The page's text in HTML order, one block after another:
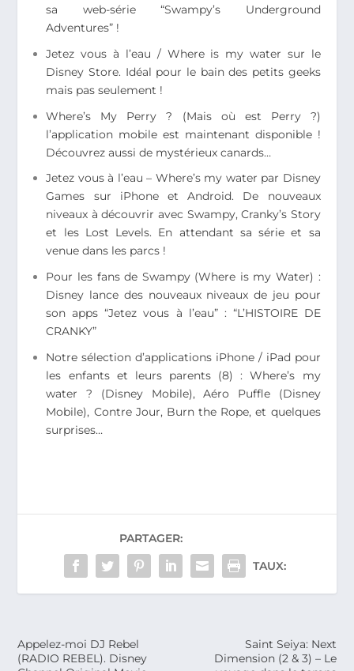
sa web-série “Swampy’s Underground
Adventures” !
Jetez vous à l’eau / Where is my water sur le
Disney Store. Idéal pour le bain des petits geeks
mais pas seulement !
Where’s My Perry ? (Mais où est Perry ?)
l’application mobile est maintenant disponible !
Découvrez aussi de mystérieux canards…
Jetez vous à l’eau – Where’s my water par Disney
Games sur iPhone et Android. De nouveaux
niveaux à découvrir avec Swampy, Cranky’s Story
et les Lost Levels. En attendant sa série et sa
venue dans les parcs !
Pour les fans de Swampy (Where is my Water) :
Disney lance des nouveaux niveaux de jeu pour
son apps “Jetez vous à l’eau” : “L’HISTOIRE DE
CRANKY”
Notre sélection d’applications iPhone / iPad pour
les enfants et leurs parents (8) : Where’s my
water ? (Disney Mobile), Aéro Puffle (Disney
Mobile), Contre Jour, Burn the Rope, et quelques
surprises…
PARTAGER:
TAUX:
Appelez-moi DJ Rebel
(RADIO REBEL). Disney
Saint Seiya: Next
Dimension (2 & 3) – Le